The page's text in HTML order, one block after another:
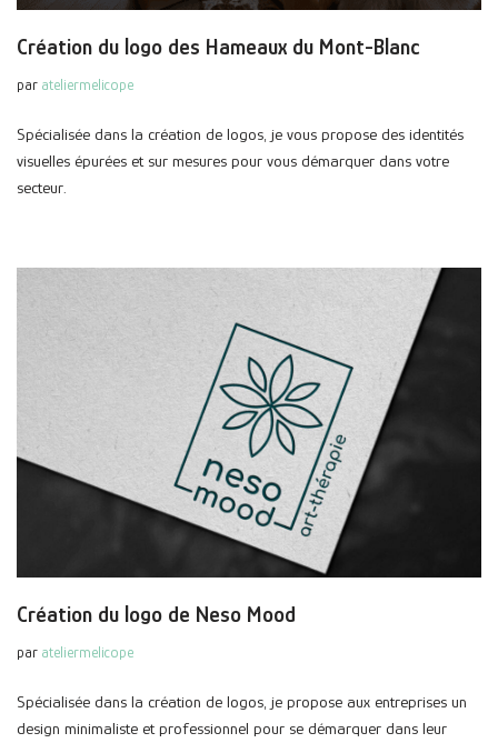
Création du logo des Hameaux du Mont-Blanc
par ateliermelicope
Spécialisée dans la création de logos, je vous propose des identités
visuelles épurées et sur mesures pour vous démarquer dans votre
secteur.
Création du logo de Neso Mood
par ateliermelicope
Spécialisée dans la création de logos, je propose aux entreprises un
design minimaliste et professionnel pour se démarquer dans leur